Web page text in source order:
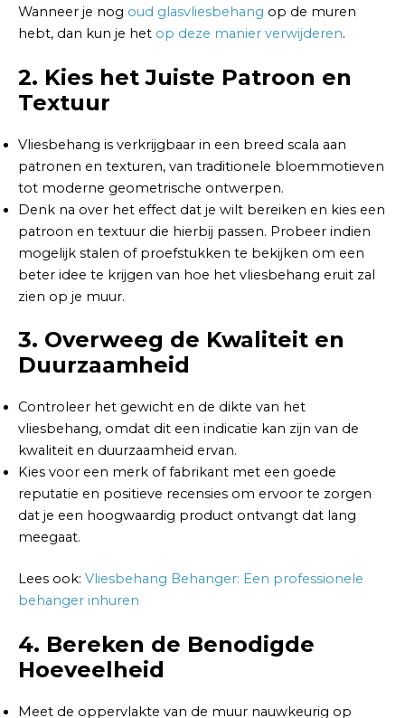
Wanneer je nog oud glasvliesbehang op de muren
hebt, dan kun je het op deze manier verwijderen.
2. Kies het Juiste Patroon en
Textuur
Vliesbehang is verkrijgbaar in een breed scala aan
patronen en texturen, van traditionele bloemmotieven
tot moderne geometrische ontwerpen.
Denk na over het effect dat je wilt bereiken en kies een
patroon en textuur die hierbij passen. Probeer indien
mogelijk stalen of proefstukken te bekijken om een
beter idee te krijgen van hoe het vliesbehang eruit zal
zien op je muur.
3. Overweeg de Kwaliteit en
Duurzaamheid
Controleer het gewicht en de dikte van het
vliesbehang, omdat dit een indicatie kan zijn van de
kwaliteit en duurzaamheid ervan.
Kies voor een merk of fabrikant met een goede
reputatie en positieve recensies om ervoor te zorgen
dat je een hoogwaardig product ontvangt dat lang
meegaat.
Lees ook: Vliesbehang Behanger: Een professionele
behanger inhuren
4. Bereken de Benodigde
Hoeveelheid
Meet de oppervlakte van de muur nauwkeurig op